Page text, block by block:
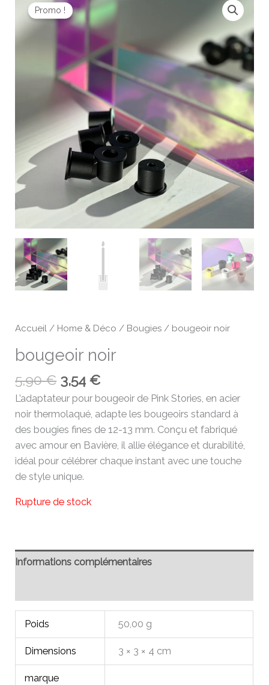
Promo !
Accueil / Home & Déco / Bougies / bougeoir noir
bougeoir noir
5,90€
prix
initial
était :
5,90 €.
3,54€
prix
actuel
est :
3,54 €.
L’adaptateur pour bougeoir de Pink Stories, en acier
noir thermolaqué, adapte les bougeoirs standard à
des bougies fines de 12-13 mm. Conçu et fabriqué
avec amour en Bavière, il allie élégance et durabilité,
idéal pour célébrer chaque instant avec une touche
de style unique.
Rupture de stock
Informations complémentaires
Poids 50,00 g
Dimensions 3 × 3 × 4 cm
marque